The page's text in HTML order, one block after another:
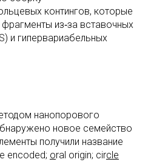
контингов, которые
из‑за вставочных
и гипервариабельных
нанопорового
новое семейство
получили название
encoded; oral origin; circle